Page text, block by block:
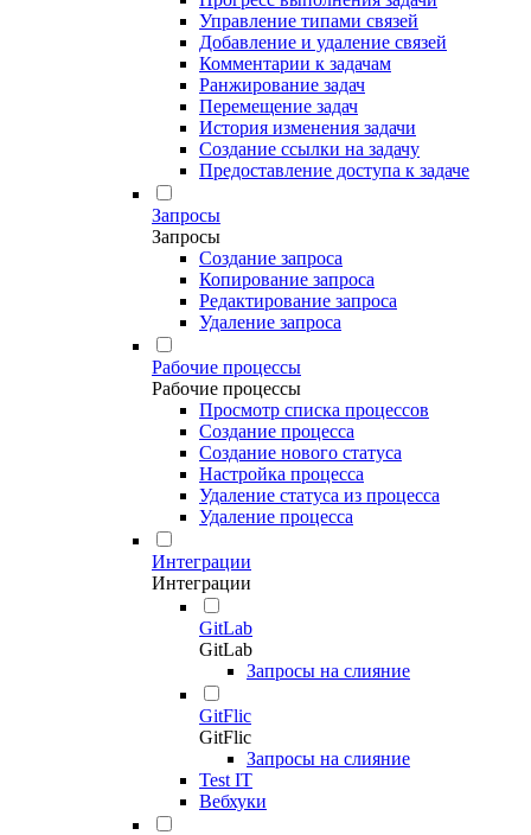
Управление типами связей
Добавление и удаление связей
Комментарии к задачам
Ранжирование задач
Перемещение задач
История изменения задачи
Создание ссылки на задачу
Предоставление доступа к задаче
Запросы
Запросы
Создание запроса
Копирование запроса
Редактирование запроса
Удаление запроса
Рабочие процессы
Рабочие процессы
Просмотр списка процессов
Создание процесса
Создание нового статуса
Настройка процесса
Удаление статуса из процесса
Удаление процесса
Интеграции
Интеграции
GitLab
GitLab
Запросы на слияние
GitFlic
GitFlic
Запросы на слияние
Test IT
Вебхуки